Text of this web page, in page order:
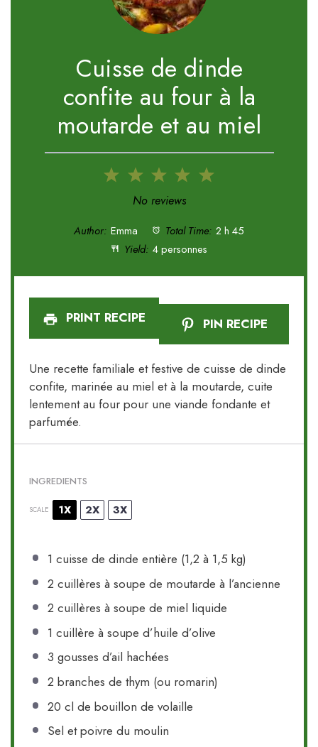
Cuisse de dinde
confite au four à la
moutarde et au miel
5
4
3
Stars
2
Stars
1
Star
No reviews
Author: Emma Total Time: 2 h 45
Yield: 4 personnes
PRINT RECIPE PIN RECIPE
Une recette familiale et festive de cuisse de dinde
confite, marinée au miel et à la moutarde, cuite
lentement au four pour une viande fondante et
parfumée.
INGREDIENTS
SCALE 1X 2X 3X
1 cuisse de dinde entière (1,2 à 1,5 kg)
2 cuillères à soupe de moutarde à l’ancienne
2 cuillères à soupe de miel liquide
1 cuillère à soupe d’huile d’olive
3 gousses d’ail hachées
2 branches de thym (ou romarin)
20 cl de bouillon de volaille
Sel et poivre du moulin